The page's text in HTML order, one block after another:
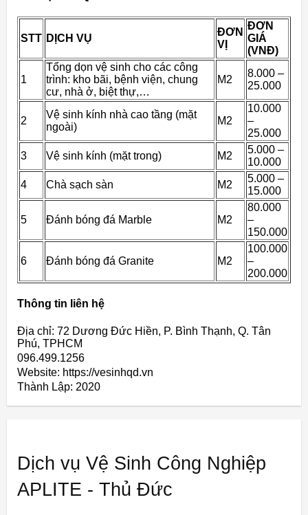
STT DỊCH VỤ
ĐƠN
VỊ
ĐƠN
GIÁ
(VNĐ)
1
Tổng dọn vệ sinh cho các công
trình: kho bãi, bệnh viện, chung
cư, nhà ở, biệt thự,…
M2
8.000 –
25.000
2
Vệ sinh kính nhà cao tầng (mặt
ngoài)
M2
10.000
–
25.000
3
Vệ sinh kính (mặt trong) M2
5.000 –
10.000
4
Chà sạch sàn M2
5.000 –
15.000
5 Đánh bóng đá Marble M2
80.000
–
150.000
6 Đánh bóng đá Granite M2
100.000
–
200.000
Thông tin liên hệ
Địa chỉ: 72 Dương Đức Hiền, P. Bình Thạnh, Q. Tân
Phú, TPHCM
096.499.1256
Website: https://vesinhqd.vn
Thành Lập: 2020
Dịch vụ Vệ Sinh Công Nghiệp
APLITE - Thủ Đức